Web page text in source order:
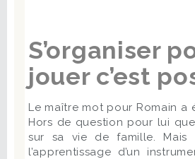
S’organiser
jouer c’est
Le maître mot pour Romain a
Hors de question pour lui
sur sa vie de famille. Mais
l’apprentissage d’un